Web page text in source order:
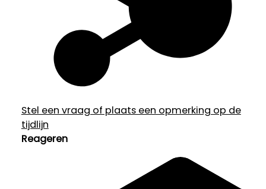
Stel een vraag of plaats een opmerking op de
tijdlijn
Reageren